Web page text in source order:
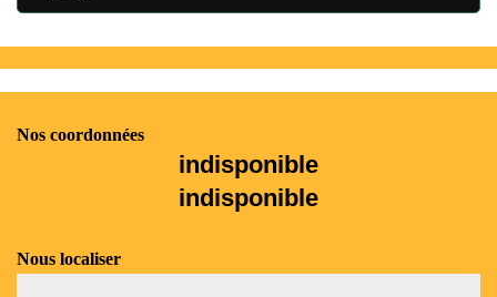
Nos coordonnées
indisponible
indisponible
Nous localiser